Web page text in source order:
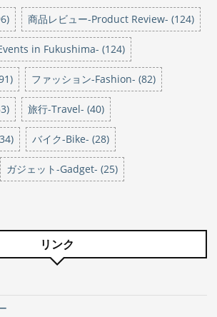
商品レビュー-Product Review- (124)
in Fukushima- (124)
ファッション-Fashion- (82)
旅行-Travel- (40)
バイク-Bike- (28)
ガジェット-Gadget- (25)
リンク